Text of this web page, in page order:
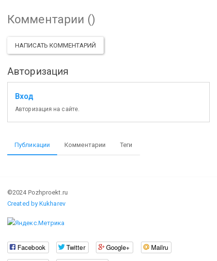
Комментарии ()
НАПИСАТЬ КОММЕНТАРИЙ
Авторизация
Вход
Авторизация на сайте.
Публикации Комментарии Теги
©2024 Pozhproekt.ru
Created by Kukharev
Facebook Twitter Google+
Mailru